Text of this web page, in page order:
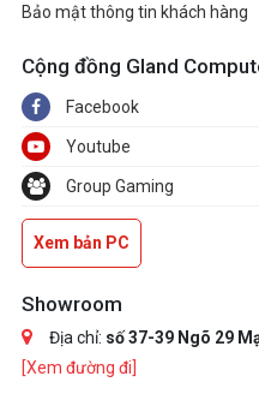
Bảo mật thông tin khách hàng
Cộng đồng Gland
Facebook
Youtube
Group Gaming
Xem bản PC
Showroom
Địa chỉ: số 37-39 Ngõ 29
[Xem đường đi]